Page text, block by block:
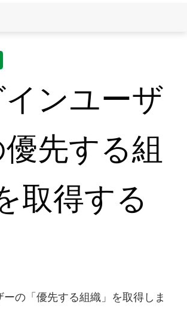
ドキュメントへようこそ
インユーザ
先する組
取得する
ーの「優先する組織」を取得しま